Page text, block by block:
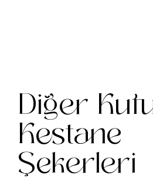
Diğer
Kestane
Şekerleri